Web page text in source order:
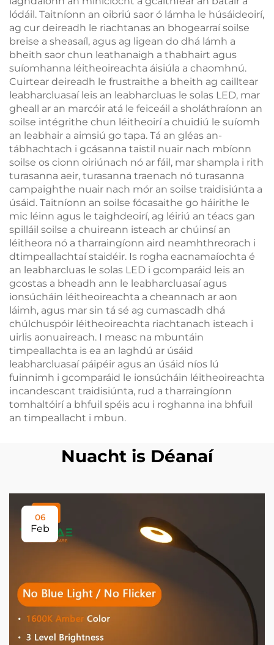
lódáil. Taitníonn an oibriú saor ó lámha le húsáideoirí,
ag cur deireadh le riachtanas an bhogearraí soilse
breise a sheasaíl, agus ag ligean do dhá lámh a
bheith saor chun leathanaigh a thabhairt agus
suíomhanna léitheoireachta áisiúla a chaomhnú.
Cuirtear deireadh le frustraithe a bheith ag cailltear
leabharcluasaí leis an leabharcluas le solas LED, mar
gheall ar an marcóir atá le feiceáil a sholáthraíonn an
soilse intégrithe chun léitheoirí a chuidiú le suíomh
an leabhair a aimsiú go tapa. Tá an gléas an-
tábhachtach i gcásanna taistil nuair nach mbíonn
soilse os cionn oiriúnach nó ar fáil, mar shampla i rith
turasanna aeir, turasanna traenach nó turasanna
campaighthe nuair nach mór an soilse traidisiúnta a
úsáid. Taitníonn an soilse fócasaithe go háirithe le
mic léinn agus le taighdeoirí, ag léiriú an téacs gan
spilláil soilse a chuireann isteach ar chúinsí an
léitheora nó a tharraingíonn aird neamhthreorach i
dtimpeallachtaí staidéir. Is rogha eacnamaíochta é
an leabharcluas le solas LED i gcomparáid leis an
gcostas a bheadh ann le leabharcluasaí agus
ionsúcháin léitheoireachta a cheannach ar aon
láimh, agus mar sin tá sé ag cumascadh dhá
chúlchuspóir léitheoireachta riachtanach isteach i
uirlis aonuaireach. I measc na mbuntáin
timpeallachta is ea an laghdú ar úsáid
leabharcluasaí páipéir agus an úsáid níos lú
fuinnimh i gcomparáid le ionsúcháin léitheoireachta
incandescant traidisiúnta, rud a tharraingíonn
tomhaltóirí a bhfuil spéis acu i roghanna ina bhfuil
an timpeallacht i mbun.
Nuacht is Déanaí
06
Feb